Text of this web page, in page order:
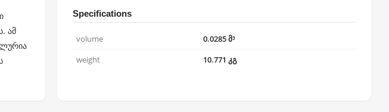
ამ
Specifications
volume
0.0285 მ³
weight
10.771 კგ